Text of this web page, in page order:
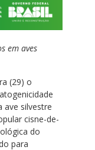
em aves
(29) o
ave silvestre
cisne-de-
do
para